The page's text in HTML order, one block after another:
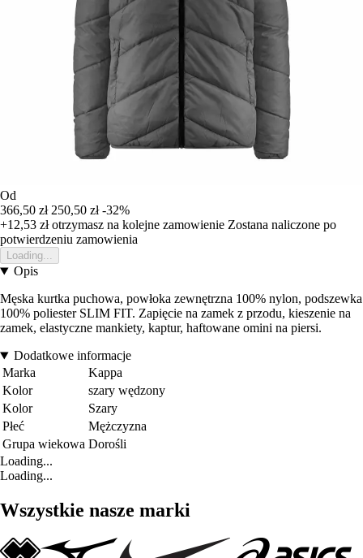
Od
366,50 zł 250,50 zł -32%
+12,53 złotrzymasz na kolejne zamowienie Zostana naliczone po
potwierdzeniu zamowienia
Loading...
Opis
Męska kurtka puchowa, powłoka zewnętrzna 100% nylon, podszewka
100% poliester SLIM FIT. Zapięcie na zamek z przodu, kieszenie na
zamek, elastyczne mankiety, kaptur, haftowane omini na piersi.
Dodatkowe informacje
Marka
Kappa
Kolor
szary wędzony
Kolor
Szary
Płeć
Mężczyzna
Grupa wiekowa Dorośli
Loading...
Loading...
Wszystkie nasze marki